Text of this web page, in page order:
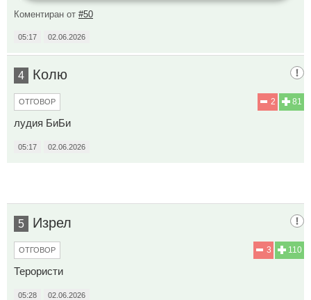
Коментиран от #50
05:17 02.06.2026
4 Колю
81
2
ОТГОВОР
лудия БиБи
05:17 02.06.2026
5 Изрел
110
3
ОТГОВОР
Терористи
05:28 02.06.2026